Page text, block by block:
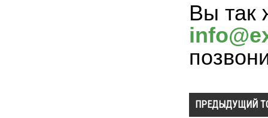
Вы так
ПРЕДЫДУЩИЙ